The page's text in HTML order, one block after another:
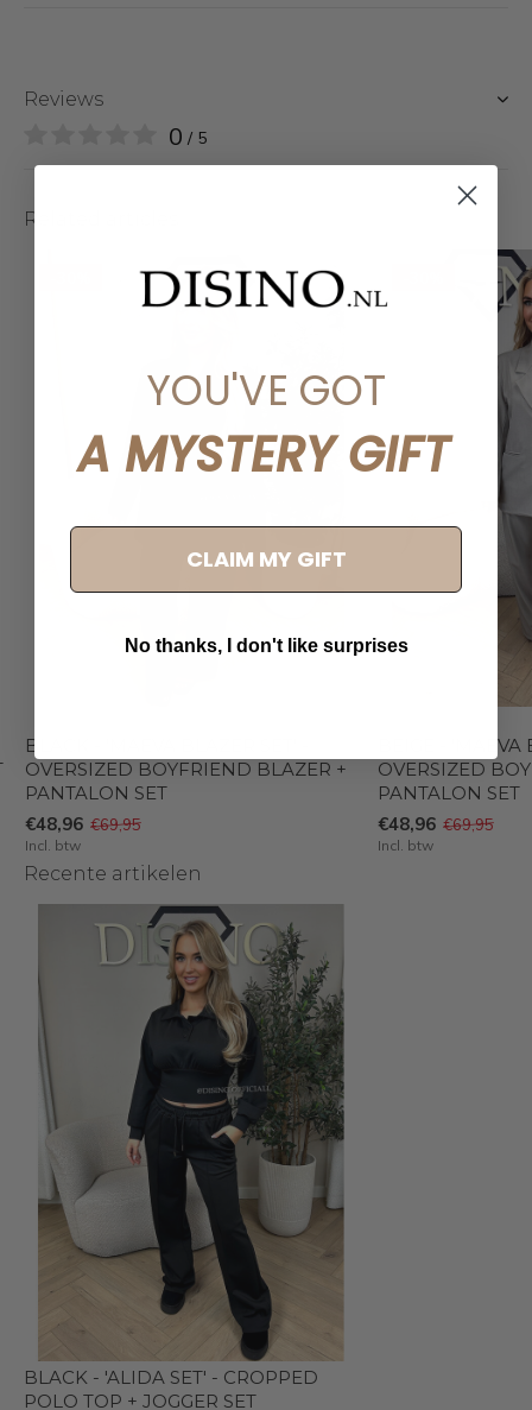
Reviews
0 / 5
Related articles
BLACK - 'MAEVA BLAZER SET' -
OVERSIZED BOYFRIEND BLAZER +
PANTALON SET
€48,96 €69,95
Incl. btw
BEIGE -
OVERSIZED
PANTALON SET
€48,96 €69,95
Incl. btw
Recente artikelen
BLACK - 'ALIDA SET' - CROPPED
POLO TOP + JOGGER SET
YOU'VE GOT
A MYSTERY GIFT
CLAIM MY GIFT
No thanks, I don't like surprises